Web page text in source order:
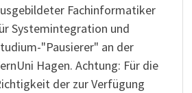
Fachinformatiker
Systemintegration und
"Pausierer" an der
Hagen. Achtung: Für die
der zur Verfügung